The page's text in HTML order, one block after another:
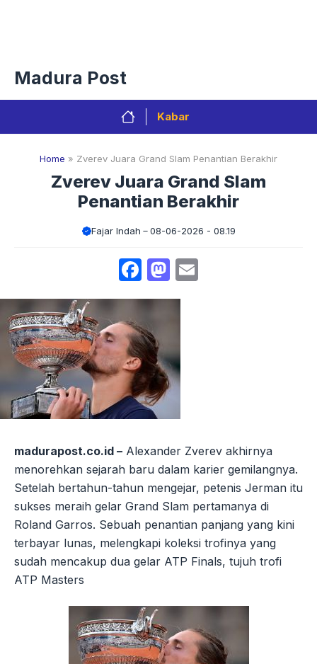
Madura Post
Kabar
Home » Zverev Juara Grand Slam Penantian Berakhir
Zverev Juara Grand Slam
Penantian Berakhir
Fajar Indah 08-06-2026 - 08.19
Facebook
Mastodon
madurapost.co.id – Alexander Zverev akhirnya
menorehkan sejarah baru dalam karier gemilangnya.
Setelah bertahun-tahun mengejar, petenis Jerman itu
sukses meraih gelar Grand Slam pertamanya di
Roland Garros. Sebuah penantian panjang yang kini
terbayar lunas, melengkapi koleksi trofinya yang
sudah mencakup dua gelar ATP Finals, tujuh trofi
ATP Masters